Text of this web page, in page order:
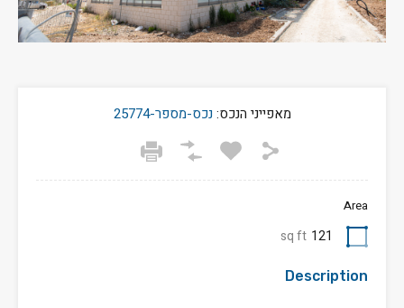
מאפייני הנכס:נכס-מספר-25774
Area
121
sq ft
Description